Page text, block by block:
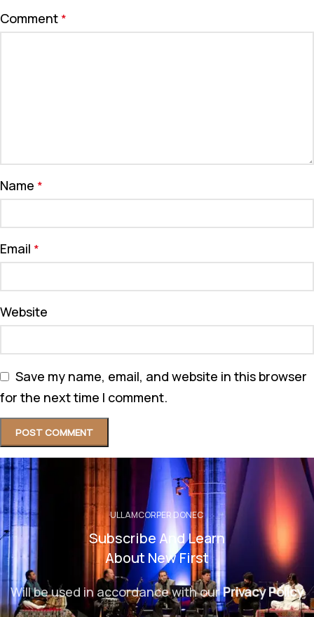
Comment *
Name *
Email *
Website
Save my name, email, and website in this browser
for the next time I comment.
ULLAMCORPER DONEC
Subscribe And Learn
About New First
Will be used in accordance with ourPrivacy Policy